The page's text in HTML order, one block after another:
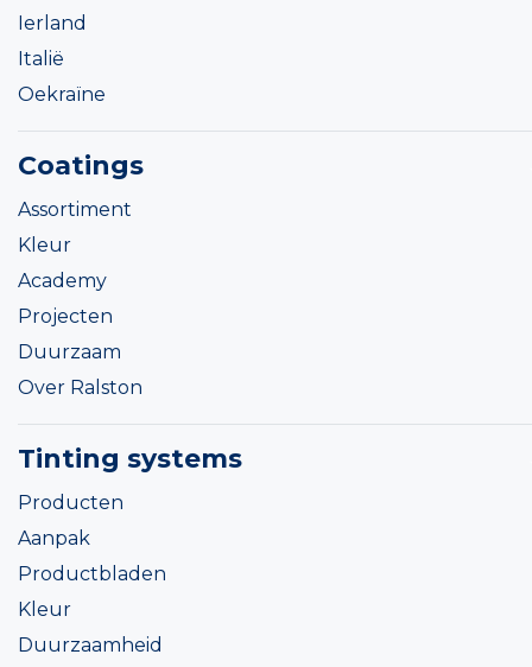
Ierland
Italië
Oekraïne
Coatings
Assortiment
Kleur
Academy
Projecten
Duurzaam
Over Ralston
Tinting systems
Producten
Aanpak
Productbladen
Kleur
Duurzaamheid